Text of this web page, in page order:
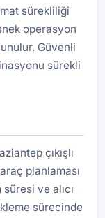
sürekliliği
operasyon
Güvenli
sürekli
çıkışlı
planlaması
ve alıcı
sürecinde